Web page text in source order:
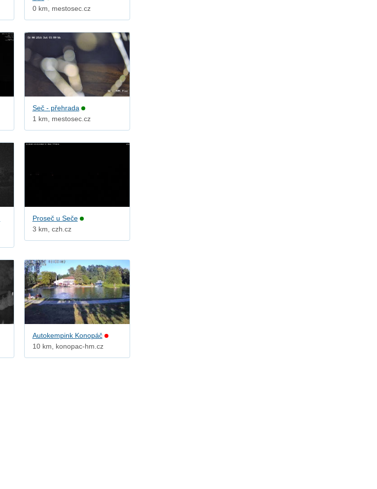
0 km, mestosec.cz
Seč - přehrada
1 km, mestosec.cz
Proseč u Seče
3 km, czh.cz
Autokempink Konopáč
10 km, konopac-hm.cz